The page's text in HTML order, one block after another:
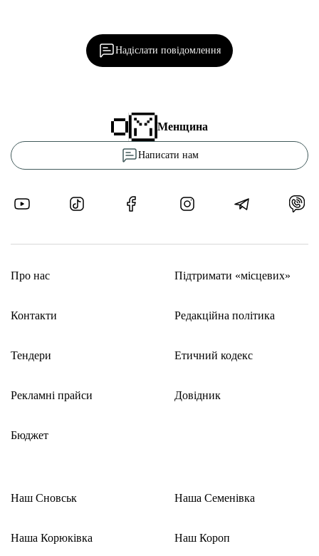
Надіслати повідомлення
Менщина
Написати нам
Про нас
Контакти
Тендери
Рекламні прайси
Бюджет
Підтримати «місцевих»
Редакційна політика
Етичний кодекс
Довідник
Наш Сновськ
Наша Корюківка
Наша Семенівка
Наш Короп